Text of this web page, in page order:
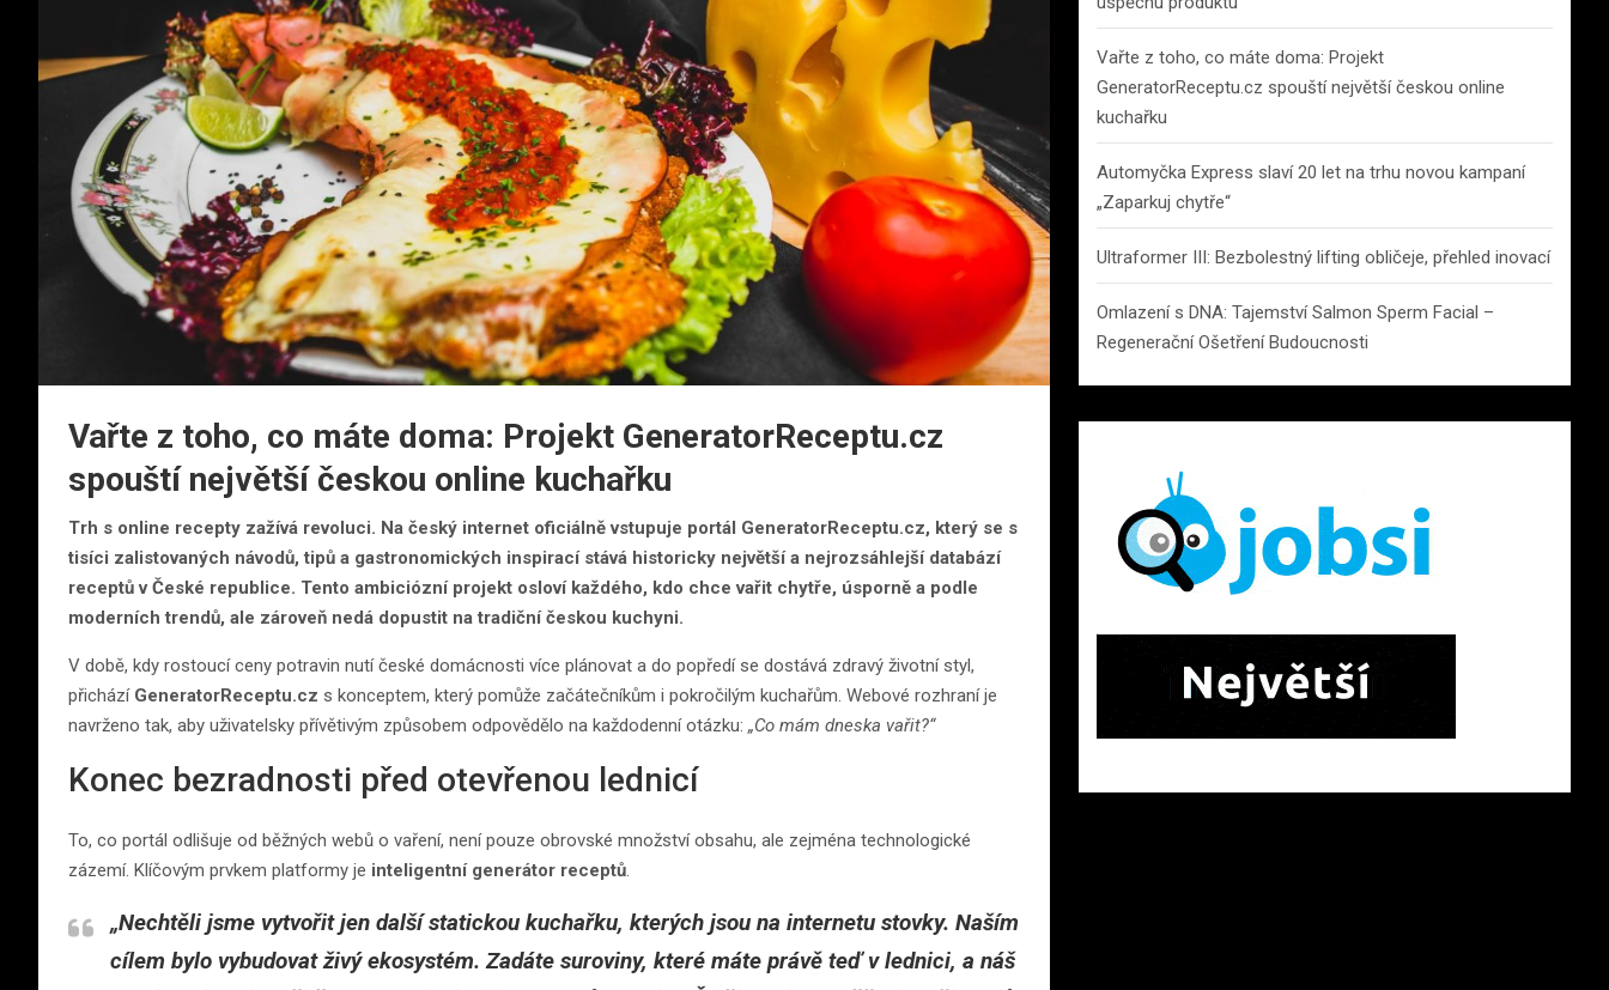
Vařte z toho, co máte doma: Projekt GeneratorReceptu.cz
spouští největší českou online kuchařku
Trh s online recepty zažívá revoluci. Na český internet oficiálně vstupuje portál GeneratorReceptu.cz, který se s
tisíci zalistovaných návodů, tipů a gastronomických inspirací stává historicky největší a nejrozsáhlejší databází
receptů v České republice. Tento ambiciózní projekt osloví každého, kdo chce vařit chytře, úsporně a podle
moderních trendů, ale zároveň nedá dopustit na tradiční českou kuchyni.
V době, kdy rostoucí ceny potravin nutí české domácnosti více plánovat a do popředí se dostává zdravý životní styl,
přichází GeneratorReceptu.cz s konceptem, který pomůže začátečníkům i pokročilým kuchařům. Webové rozhraní je
navrženo tak, aby uživatelsky přívětivým způsobem odpovědělo na každodenní otázku: „Co mám dneska vařit?“
Konec bezradnosti před otevřenou lednicí
To, co portál odlišuje od běžných webů o vaření, není pouze obrovské množství obsahu, ale zejména technologické
zázemí. Klíčovým prvkem platformy je inteligentní generátor receptů.
„Nechtěli jsme vytvořit jen další statickou kuchařku, kterých jsou na internetu stovky. Naším
cílem bylo vybudovat živý ekosystém. Zadáte suroviny, které máte právě teď v lednici, a náš
Vařte z toho, co máte doma: Projekt
GeneratorReceptu.cz spouští největší českou online
kuchařku
Automyčka Express slaví 20 let na trhu novou kampaní
„Zaparkuj chytře“
Ultraformer III: Bezbolestný lifting obličeje, přehled inovací
Omlazení s DNA: Tajemství Salmon Sperm Facial –
Regenerační Ošetření Budoucnosti